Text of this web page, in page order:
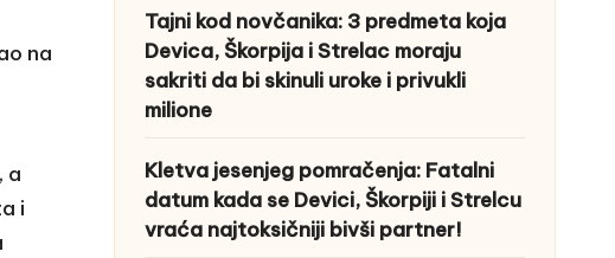
na
a
i
Tajni kod novčanika: 3 predmeta koja
Devica, Škorpija i Strelac moraju
sakriti da bi skinuli uroke i privukli
milione
Kletva jesenjeg pomračenja: Fatalni
datum kada se Devici, Škorpiji i Strelcu
vraća najtoksičniji bivši partner!